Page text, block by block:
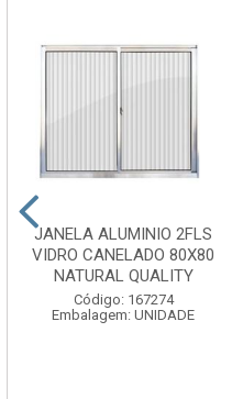
JANELA ALUMINIO 2FLS
VIDRO CANELADO 80X80
NATURAL QUALITY
Código: 167274
Embalagem: UNIDADE